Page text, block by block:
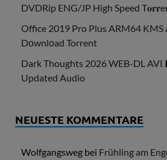
DVDRip ENG/JP High Speed
Office 2019 Pro Plus ARM64 KMS
Dоwnlоad Torrent
Dark Thoughts 2026 WEB-DL AVI
Updated Audio
NEUESTE KOMMENTARE
Wolfgangsweg bei Frühling am